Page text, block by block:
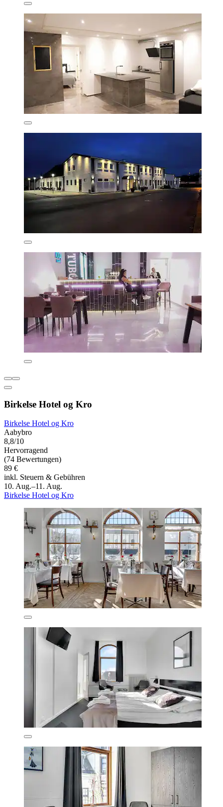
Birkelse Hotel og Kro
Birkelse Hotel og Kro
Aabybro
8,8/10
Hervorragend
(74 Bewertungen)
89 €
inkl. Steuern & Gebühren
10. Aug.–11. Aug.
Birkelse Hotel og Kro